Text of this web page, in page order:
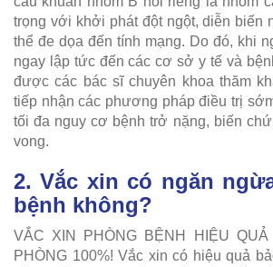
trọng với khởi phát đột ngột, diễn biến
thể đe dọa đến tính mạng. Do đó, khi
ngay lập tức đến các cơ sở y tế và
được các bác sĩ chuyên khoa thăm
tiếp nhận các phương pháp điều trị
tối đa nguy cơ bệnh trở nặng, biến
vong.
2. Vắc xin có ngăn
bệnh không?
VẮC XIN PHÒNG BỆNH HIỆU
PHÒNG 100%! Vắc xin có hiệu quả